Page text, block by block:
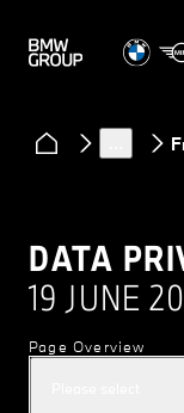
DATA
19 JUNE
Page Overview